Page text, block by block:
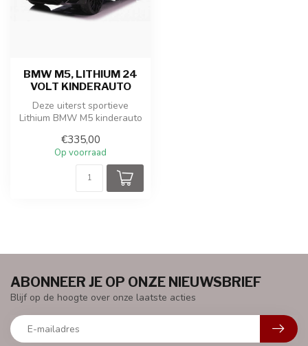
BMW M5, LITHIUM 24
VOLT KINDERAUTO
Deze uiterst sportieve
Lithium BMW M5 kinderauto
licentie ...
€335,00
Op voorraad
ABONNEER JE OP ONZE NIEUWSBRIEF
Blijf op de hoogte over onze laatste acties